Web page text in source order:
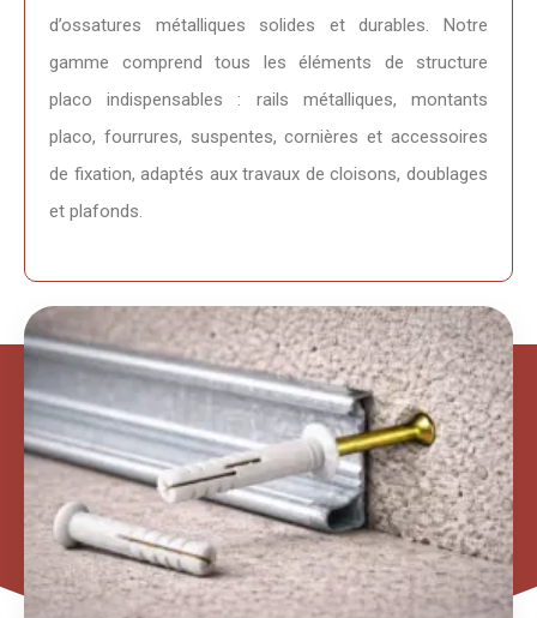
d’ossatures métalliques solides et durables. Notre
gamme comprend tous les éléments de structure
placo indispensables : rails métalliques, montants
placo, fourrures, suspentes, cornières et accessoires
de fixation, adaptés aux travaux de cloisons, doublages
et plafonds.